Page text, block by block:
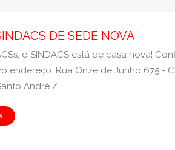
DE SEDE NOVA
o SINDACS está de casa nova!
endereço: Rua Onze de Junho 675 -
André /...